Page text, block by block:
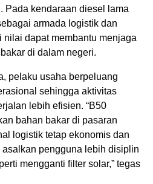
Pada kendaraan diesel lama
armada logistik dan
nilai dapat membantu menjaga
di dalam negeri.
pelaku usaha berpeluang
sehingga aktivitas
lebih efisien. “B50
bahan bakar di pasaran
logistik tetap ekonomis dan
pengguna lebih disiplin
mengganti filter solar,” tegas